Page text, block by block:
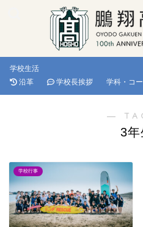
学校生活
沿革
学校長挨拶 学科・コ
―
3年
学校行事